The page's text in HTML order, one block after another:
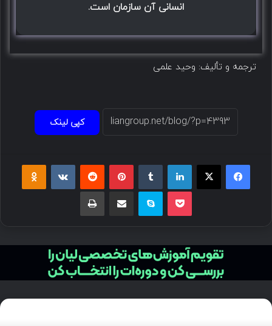
انسانی آن سازمان است.
ترجمه و تألیف: وحید علمی
کپی لینک